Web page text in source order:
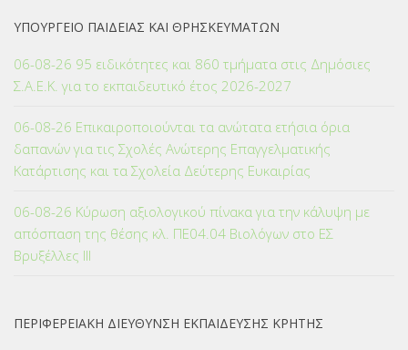
ΥΠΟΥΡΓΕΙΟ ΠΑΙΔΕΙΑΣ ΚΑΙ ΘΡΗΣΚΕΥΜΑΤΩΝ
06-08-26 95 ειδικότητες και 860 τμήματα στις Δημόσιες
Σ.Α.Ε.Κ. για το εκπαιδευτικό έτος 2026-2027
06-08-26 Επικαιροποιούνται τα ανώτατα ετήσια όρια
δαπανών για τις Σχολές Ανώτερης Επαγγελματικής
Κατάρτισης και τα Σχολεία Δεύτερης Ευκαιρίας
06-08-26 Κύρωση αξιολογικού πίνακα για την κάλυψη με
απόσπαση της θέσης κλ. ΠΕ04.04 Βιολόγων στο ΕΣ
Βρυξέλλες ΙΙΙ
ΠΕΡΙΦΕΡΕΙΑΚΗ ΔΙΕΥΘΥΝΣΗ ΕΚΠΑΙΔΕΥΣΗΣ ΚΡΗΤΗΣ